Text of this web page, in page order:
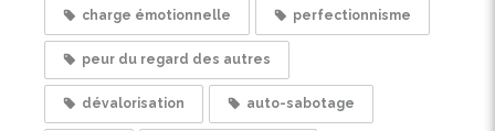
charge émotionnelle perfectionnisme
peur du regard des autres
dévalorisation auto-sabotage